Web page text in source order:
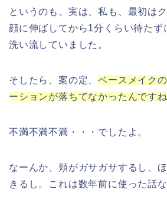
というのも、実は、私も、最初は
顔に伸ばしてから1分くらい待たず
洗い流していました。
そしたら、案の定、ベースメイク
ーションが落ちてなかったんですね
不満不満不満・・・でしたよ。
なーんか、頬がガサガサするし、
きるし。これは数年前に使った話